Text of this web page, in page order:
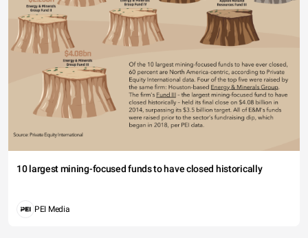
10 largest mining-focused funds to have closed historically
PEI Media